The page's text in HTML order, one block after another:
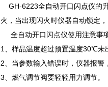
GH-6223全自动开口闪点仪的
火，当出现闪火时仪器自动锁定
全自动开口闪点仪使用注意事
1、样品温度超过预置温度30℃未
2、当参数输入错误时，仪器报警
3、燃气调节阀要轻轻用力调节。